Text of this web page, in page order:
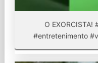
O
#entretenimento